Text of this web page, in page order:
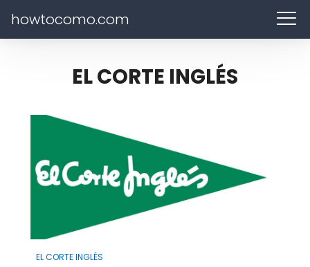
howtocomo.com
EL CORTE INGLÉS
EL CORTE INGLÉS